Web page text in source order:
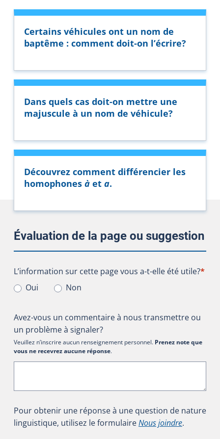
Certains véhicules ont un nom de
baptême : comment doit-on l’écrire?
Dans quels cas doit-on mettre une
majuscule à un nom de véhicule?
Découvrez comment différencier les
homophones à et a.
Évaluation de la page ou suggestion
L’information sur cette page vous a-t-elle été utile?
L’information sur cette page vous a-t-elle été utile?*
Oui
Non
Avez-vous un commentaire à nous transmettre ou
un problème à signaler?
Veuillez n’inscrire aucun renseignement personnel. Prenez note que
vous ne recevrez aucune réponse.
Pour obtenir une réponse à une question de nature
linguistique, utilisez le formulaireNous joindre.